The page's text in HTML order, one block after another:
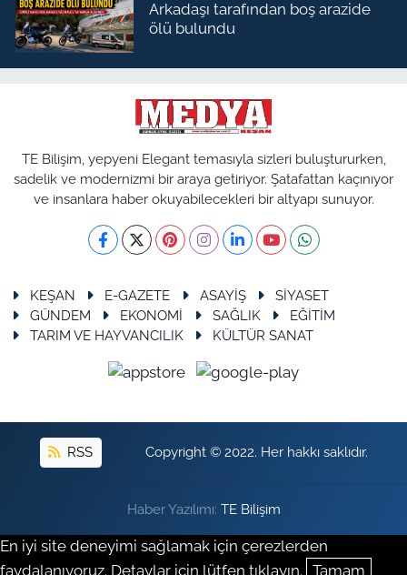
Arkadaşı tarafından boş arazide
ölü bulundu
TE Bilişim, yepyeni Elegant temasıyla sizleri buluştururken,
sadelik ve modernizmi bir araya getiriyor. Şatafattan kaçınıyor
ve insanlara haber okuyabilecekleri bir altyapı sunuyor.
KEŞAN E-GAZETE ASAYİŞ
SİYASET
GÜNDEM
EKONOMİ SAĞLIK
EĞİTİM
TARIM VE HAYVANCILIK
KÜLTÜR SANAT
RSS Copyright © 2022. Her hakkı saklıdır.
Haber Yazılımı: TE Bilişim
En iyi site deneyimi sağlamak için çerezlerden
faydalanıyoruz. Detaylar için lütfen tıklayın. Tamam